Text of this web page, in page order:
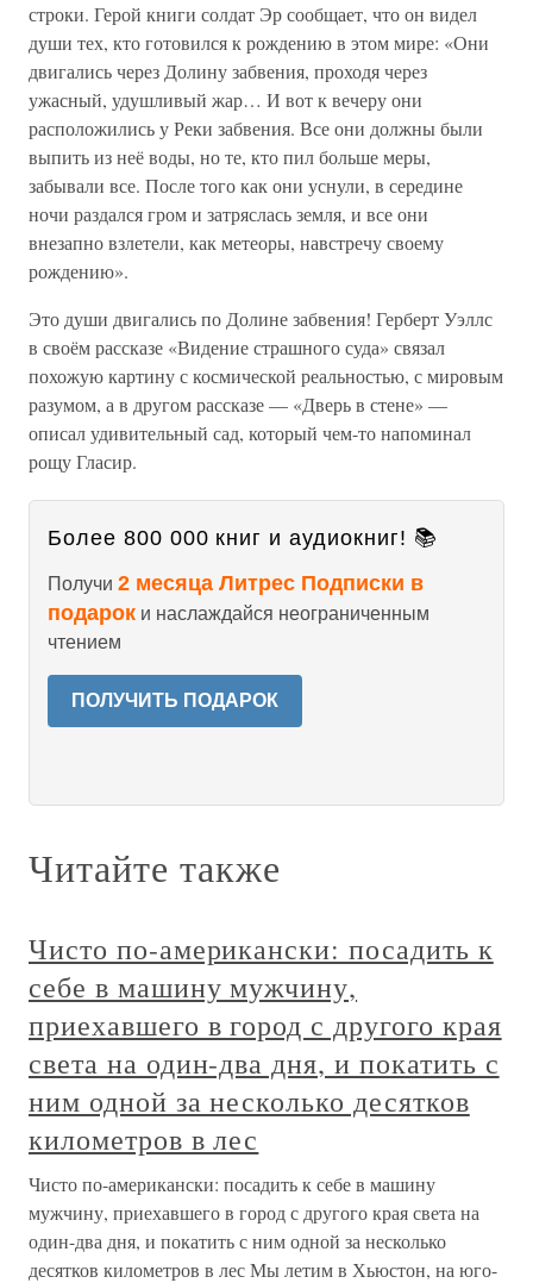
строки. Герой книги солдат Эр сообщает, что он видел
души тех, кто готовился к рождению в этом мире: «Они
двигались через Долину забвения, проходя через
ужасный, удушливый жар… И вот к вечеру они
расположились у Реки забвения. Все они должны были
выпить из неё воды, но те, кто пил больше меры,
забывали все. После того как они уснули, в середине
ночи раздался гром и затряслась земля, и все они
внезапно взлетели, как метеоры, навстречу своему
рождению».
Это души двигались по Долине забвения! Герберт Уэллс
в своём рассказе «Видение страшного суда» связал
похожую картину с космической реальностью, с мировым
разумом, а в другом рассказе — «Дверь в стене» —
описал удивительный сад, который чем-то напоминал
рощу Гласир.
Более 800 000 книг и аудиокниг! 📚
Получи 2 месяца Литрес Подписки в
подарок и наслаждайся неограниченным
чтением
ПОЛУЧИТЬ ПОДАРОК
Читайте также
Чисто по-американски: посадить к
себе в машину мужчину,
приехавшего в город с другого края
света на один-два дня, и покатить с
ним одной за несколько десятков
километров в лес
Чисто по-американски: посадить к себе в машину
мужчину, приехавшего в город с другого края света на
один-два дня, и покатить с ним одной за несколько
десятков километров в лес Мы летим в Хьюстон, на юго-